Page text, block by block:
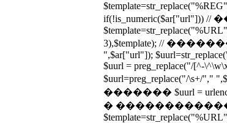
3),$template); //
",$ar["url"]);
$uurl = preg_replace("/[^-
$uurl=preg_replace("/
������� $uurl =
�